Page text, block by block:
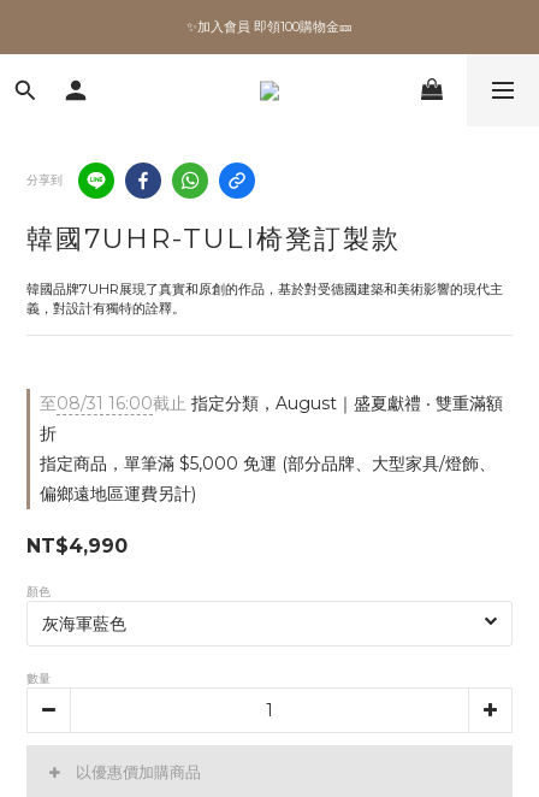
✨加入會員 即領100購物金🎫
✨加入會員 即領100購物金🎫
全館滿額現折🔥
✨加入會員 即領100購物金🎫
分享到
韓國7UHR-TULI椅凳訂製款
韓國品牌7UHR展現了真實和原創的作品，基於對受德國建築和美術影響的現代主
義，對設計有獨特的詮釋。
至08/31 16:00截止 指定分類，August｜盛夏獻禮 ‧ 雙重滿額
折
指定商品，單筆滿 $5,000 免運 (部分品牌、大型家具/燈飾、
偏鄉遠地區運費另計)
NT$4,990
顏色
數量
以優惠價加購商品